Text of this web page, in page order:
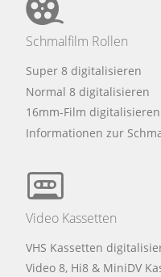
Schmalfilm Rollen
Super 8 digitalisieren
Normal 8 digitalisieren
16mm-Film digitalisieren
Informationen zur
Video Kassetten
VHS Kassetten
Video 8, Hi8 & MiniDV